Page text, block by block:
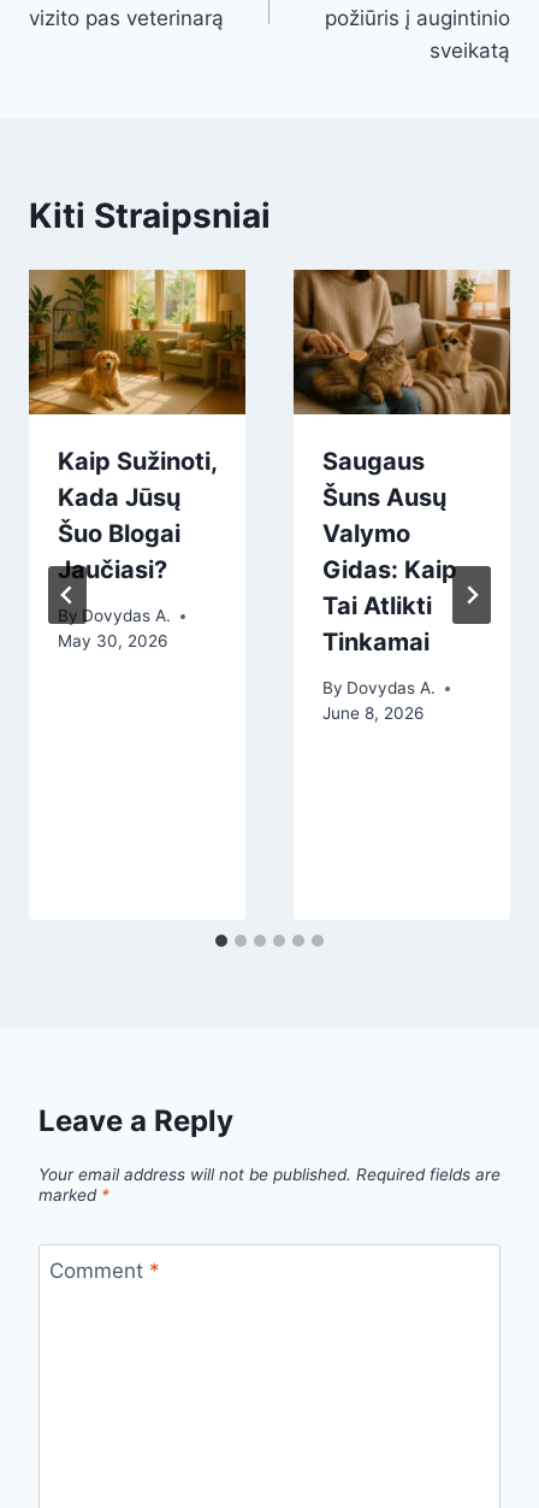
vizito pas veterinarą
požiūris į augintinio
sveikatą
Kiti Straipsniai
Kaip Sužinoti,
Kada Jūsų
Šuo Blogai
Jaučiasi?
By Dovydas A.
May 30, 2026
Saugaus
Šuns Ausų
Valymo
Gidas: Kaip
Tai Atlikti
Tinkamai
By Dovydas A.
June 8, 2026
Leave a Reply
Your email address will not be published. Required fields are
marked *
Comment *